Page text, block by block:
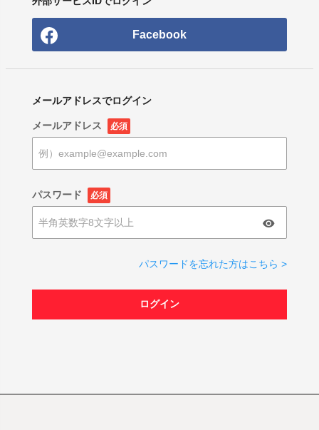
Facebook
メールアドレスでログイン
メールアドレス 必須
パスワード 必須
パスワードを忘れた方はこちら >
ログイン